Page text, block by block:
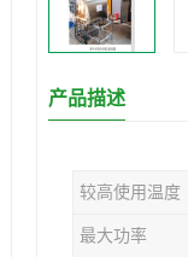
产品描述
较高使用温度
最大功率